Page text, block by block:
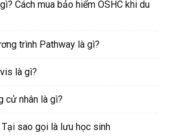
Cách mua bảo hiểm OSHC khi du
trình Pathway là gì?
là gì?
cử nhân là gì?
sao gọi là lưu học sinh